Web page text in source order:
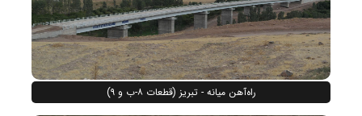
راه‌آهن میانه - تبریز (قطعات ۸-ب و ۹)